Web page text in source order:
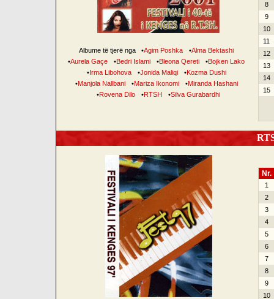
Albume të tjerë nga •Agim Poshka •Alma Bektashi
•Aurela Gaçe •Bedri Islami •Bleona Qereti •Bojken Lako
•Irma Libohova •Jonida Maliqi •Kozma Dushi
•Manjola Nallbani •Mariza Ikonomi •Miranda Hashani
•Rovena Dilo •RTSH •Silva Gurabardhi
8
9
10
11
12
13
14
15
Nr.
1
2
3
4
5
6
7
8
9
10